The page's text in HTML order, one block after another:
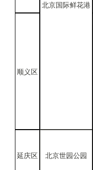
北京国际鲜花港
顺义区
延庆区 北京世园公园